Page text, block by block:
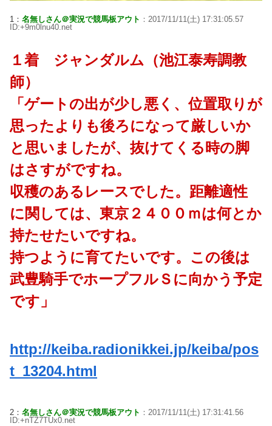
1： 名無しさん＠実況で競馬板アウト ：2017/11/11(土) 17:31:05.57
ID:+9m0lnu40.net
１着 ジャンダルム（池江泰寿調教
師）
「ゲートの出が少し悪く、位置取りが
思ったよりも後ろになって厳しいか
と思いましたが、抜けてくる時の脚
はさすがですね。
収穫のあるレースでした。距離適性
に関しては、東京２４００ｍは何とか
持たせたいですね。
持つように育てたいです。この後は
武豊騎手でホープフルＳに向かう予定
です」
http://keiba.radionikkei.jp/keiba/pos
t_13204.html
2： 名無しさん＠実況で競馬板アウト ：2017/11/11(土) 17:31:41.56
ID:+nTZ7TUx0.net